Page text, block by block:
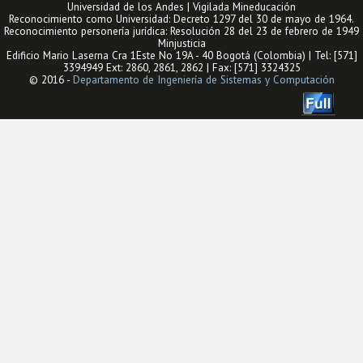
Universidad de los Andes | Vigilada Mineducación
Reconocimiento como Universidad: Decreto 1297 del 30 de mayo de 1964.
Reconocimiento personería jurídica: Resolución 28 del 23 de febrero de 1949
Minjusticia
Edificio Mario Laserna Cra 1Este No 19A - 40 Bogotá (Colombia) | Tel: [571]
3394949 Ext: 2860, 2861, 2862 | Fax: [571] 3324325
© 2016 - Departamento de Ingeniería de Sistemas y Computación